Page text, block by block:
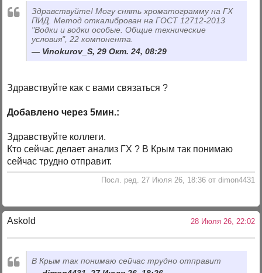
Здравствуйте! Могу снять хроматограмму на ГХ
ПИД. Метод откалиброван на ГОСТ 12712-2013
"Водки и водки особые. Общие технические
условия", 22 компонента.
Vinokurov_S, 29 Окт. 24, 08:29
Здравствуйте как с вами связаться ?
Добавлено через 5мин.:
Здравствуйте коллеги.
Кто сейчас делает анализ ГХ ? В Крым так понимаю
сейчас трудно отправит.
Посл. ред. 27 Июля 26, 18:36 от dimon4431
Askold 28 Июля 26, 22:02
В Крым так понимаю сейчас трудно отправит